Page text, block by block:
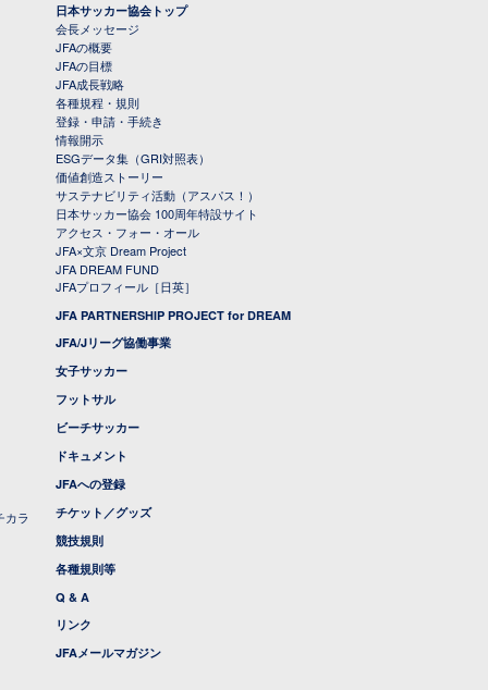
カラ
日本サッカー協会トップ
会長メッセージ
JFAの概要
JFAの目標
JFA成長戦略
各種規程・規則
登録・申請・手続き
情報開示
ESGデータ集（GRI対照表）
価値創造ストーリー
サステナビリティ活動（アスパス！）
日本サッカー協会 100周年特設サイト
アクセス・フォー・オール
JFA×文京 Dream Project
JFA DREAM FUND
JFAプロフィール［日英］
JFA PARTNERSHIP PROJECT for DREAM
JFA/Jリーグ協働事業
女子サッカー
フットサル
ビーチサッカー
ドキュメント
JFAへの登録
チケット／グッズ
競技規則
各種規則等
Q & A
リンク
JFAメールマガジン